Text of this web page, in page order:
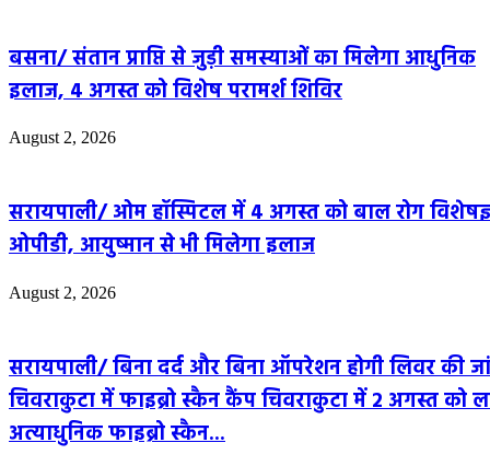
बसना/ संतान प्राप्ति से जुड़ी समस्याओं का मिलेगा आधुनिक
इलाज, 4 अगस्त को विशेष परामर्श शिविर
August 2, 2026
सरायपाली/ ओम हॉस्पिटल में 4 अगस्त को बाल रोग
ओपीडी, आयुष्मान से भी मिलेगा इलाज
August 2, 2026
सरायपाली/ बिना दर्द और बिना ऑपरेशन होगी लिवर की
चिवराकुटा में फाइब्रो स्कैन कैंप चिवराकुटा में 2 अगस्त को
अत्याधुनिक फाइब्रो स्कैन...